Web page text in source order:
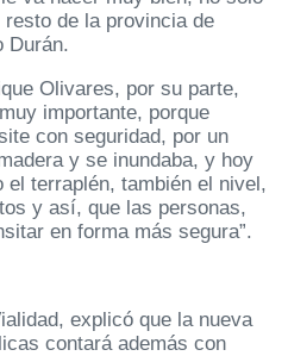
de la provincia de
Durán.
Olivares, por su parte,
importante, porque
con seguridad, por un
y se inundaba, y hoy
el terraplén, también el nivel,
y así, que las personas,
en forma más segura”.
explicó que la nueva
contará además con